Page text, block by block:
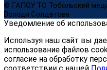
© ГАПОУ ТО Тобольский
Володи Солдатова
Уведомление об
Используя наш сайт вы
использование файлов
согласие на обработку
соответствии с нашей